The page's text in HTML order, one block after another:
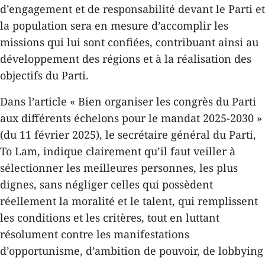
d’engagement et de responsabilité devant le Parti et
la population sera en mesure d’accomplir les
missions qui lui sont confiées, contribuant ainsi au
développement des régions et à la réalisation des
objectifs du Parti.
Dans l’article « Bien organiser les congrès du Parti
aux différents échelons pour le mandat 2025-2030 »
(du 11 février 2025), le secrétaire général du Parti,
To Lam, indique clairement qu’il faut veiller à
sélectionner les meilleures personnes, les plus
dignes, sans négliger celles qui possèdent
réellement la moralité et le talent, qui remplissent
les conditions et les critères, tout en luttant
résolument contre les manifestations
d’opportunisme, d’ambition de pouvoir, de lobbying